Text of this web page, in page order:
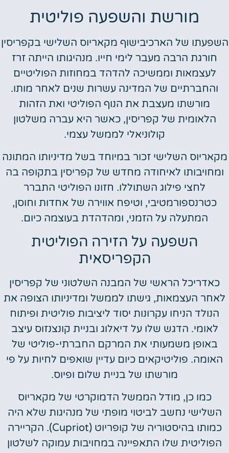
מורשת והשפעה פוליטית
השפעתו של הארכיבישוף מקאריוס השלישי בקפריסין
חורגת הרבה מעבר לימי חייו. מנהיגותו הייתה זרז
לעצמאות וממשיכה להדהד במחוזות הפוליטיים
והחברתיים של המדינה עשרות שנים לאחר מותו.
מורשתו מעצבת את הנוף הפוליטי ואת הזהות
הלאומית של קפריסין, כאשר היא עברה משלטון
קולוניאלי לממשל עצמי.
מקאריוס השלישי זכור במיוחד בשל מדיניותו המתונה
ומחויבותו לאיחודה מחדש של קפריסין בתקופה בה
לחצי פילוג השתוללו. חזונו הפוליטי התברר
כטרנספורמטיבי, וטיפח אווירה של אחדות וחוסן,
המתעלה על הזמני, ומהדהדת בעוצמה כיום.
השפעה על הזירה הפוליטית
הקפריסאית
כאדריכל הראשי של המבנה השלטוני של קפריסין
לאחר העצמאות, גישתו לממשל ומדיניותו הצופה את
הנולד הניחו עקרונות יסוד ליציבות פוליטית ופיתוח
לאומי. הדגש שלו על דיאלוג ובניית קונצנזוס עיצב
באופן משמעותי את המרקם החברתי-פוליטי של
האומה. פוליטיקאים כיום עדיין שואפים לחיות על פי
מורשתו של בניית שלום ופיוס.
כמו כן, מודל הממשל הדמוקרטי של מקאריוס
השלישי נחשב לביטוי מופתי של מנהיגות שלא היה
כמותו בהיסטוריה של קופריוט (Cupriot). הקריירה
הפוליטית שלו התאפיינה במחויבות עמוקה לשלטון